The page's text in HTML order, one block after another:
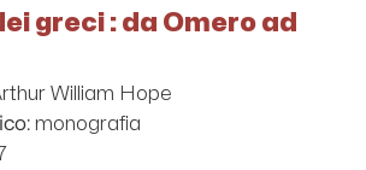
greci : da Omero ad
William Hope
monografia